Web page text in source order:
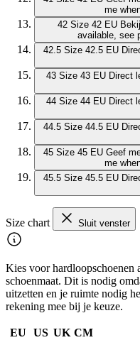
me
42 Size 42 EU
available, see
42.5 Size 42.5 EU
43 Size 43 EU Direct
44 Size 44 EU Direct
44.5 Size 44.5 EU
45 Size 45 EU Geef
me
45.5 Size 45.5 EU
Size chart Sluit venster
Kies voor hardloopschoenen
schoenmaat. Dit is nodig
uitzetten en je ruimte nodig
rekening mee bij je keuze.
EU US UK CM